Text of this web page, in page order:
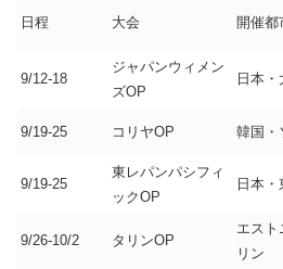
日程 大会 開催都
9/12-18
ジャパンウィメン
ズOP
日本・
9/19-25 コリヤOP 韓国・
9/19-25
東レパンパシフィ
ックOP
日本・
9/26-10/2 タリンOP
エスト
リン